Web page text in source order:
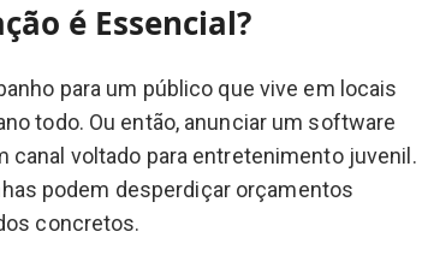
é Essencial?
para um público que vive em locais
todo. Ou então, anunciar um software
canal voltado para entretenimento juvenil.
podem desperdiçar orçamentos
concretos.